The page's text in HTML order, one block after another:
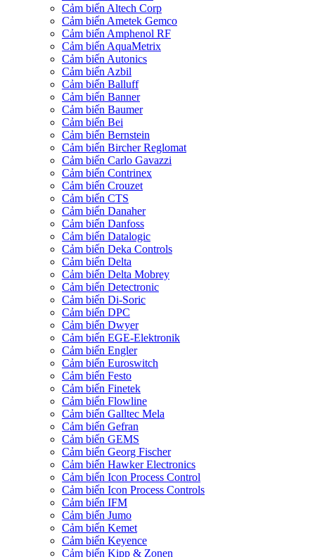
Cảm biến Altech Corp
Cảm biến Ametek Gemco
Cảm biến Amphenol RF
Cảm biến AquaMetrix
Cảm biến Autonics
Cảm biến Azbil
Cảm biến Balluff
Cảm biến Banner
Cảm biến Baumer
Cảm biến Bei
Cảm biến Bernstein
Cảm biến Bircher Reglomat
Cảm biến Carlo Gavazzi
Cảm biến Contrinex
Cảm biến Crouzet
Cảm biến CTS
Cảm biến Danaher
Cảm biến Danfoss
Cảm biến Datalogic
Cảm biến Deka Controls
Cảm biến Delta
Cảm biến Delta Mobrey
Cảm biến Detectronic
Cảm biến Di-Soric
Cảm biến DPC
Cảm biến Dwyer
Cảm biến EGE-Elektronik
Cảm biến Engler
Cảm biến Euroswitch
Cảm biến Festo
Cảm biến Finetek
Cảm biến Flowline
Cảm biến Galltec Mela
Cảm biến Gefran
Cảm biến GEMS
Cảm biến Georg Fischer
Cảm biến Hawker Electronics
Cảm biến Icon Process Control
Cảm biến Icon Process Controls
Cảm biến IFM
Cảm biến Jumo
Cảm biến Kemet
Cảm biến Keyence
Cảm biến Kipp & Zonen